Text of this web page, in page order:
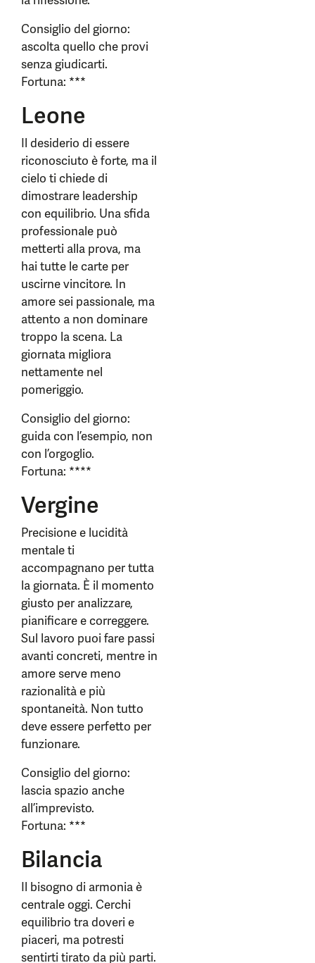
Consiglio del giorno:
ascolta quello che provi
senza giudicarti.
Fortuna: ***
Leone
Il desiderio di essere
riconosciuto è forte, ma il
cielo ti chiede di
dimostrare leadership
con equilibrio. Una sfida
professionale può
metterti alla prova, ma
hai tutte le carte per
uscirne vincitore. In
amore sei passionale, ma
attento a non dominare
troppo la scena. La
giornata migliora
nettamente nel
pomeriggio.
Consiglio del giorno:
guida con l’esempio, non
con l’orgoglio.
Fortuna: ****
Vergine
Precisione e lucidità
mentale ti
accompagnano per tutta
la giornata. È il momento
giusto per analizzare,
pianificare e correggere.
Sul lavoro puoi fare passi
avanti concreti, mentre in
amore serve meno
razionalità e più
spontaneità. Non tutto
deve essere perfetto per
funzionare.
Consiglio del giorno:
lascia spazio anche
all’imprevisto.
Fortuna: ***
Bilancia
Il bisogno di armonia è
centrale oggi. Cerchi
equilibrio tra doveri e
piaceri, ma potresti
sentirti tirato da più parti.